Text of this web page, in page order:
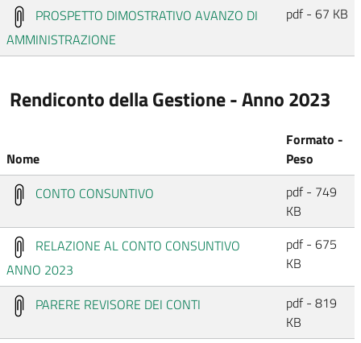
PROSPETTO DIMOSTRATIVO AVANZO DI
AMMINISTRAZIONE
pdf - 67 KB
Rendiconto della Gestione - Anno 2023
Nome
Formato -
Peso
CONTO CONSUNTIVO
pdf - 749
KB
RELAZIONE AL CONTO CONSUNTIVO
ANNO 2023
pdf - 675
KB
PARERE REVISORE DEI CONTI
pdf - 819
KB